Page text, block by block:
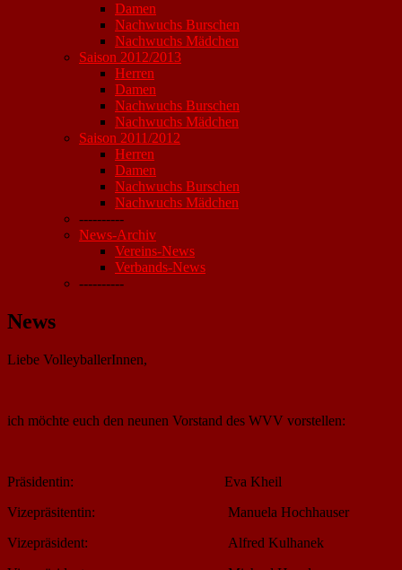
Damen
Nachwuchs Burschen
Nachwuchs Mädchen
Saison 2012/2013
Herren
Damen
Nachwuchs Burschen
Nachwuchs Mädchen
Saison 2011/2012
Herren
Damen
Nachwuchs Burschen
Nachwuchs Mädchen
----------
News-Archiv
Vereins-News
Verbands-News
----------
News
Liebe VolleyballerInnen,
ich möchte euch den neunen Vorstand des WVV vorstellen:
Präsidentin: Eva Kheil
Vizepräsitentin: Manuela Hochhauser
Vizepräsident: Alfred Kulhanek